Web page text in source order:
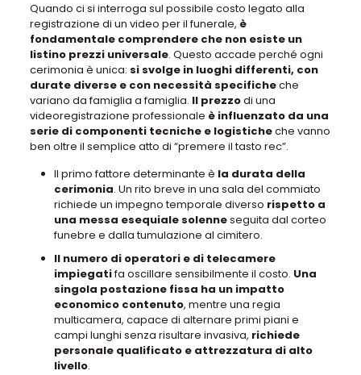
Quando ci si interroga sul possibile costo legato alla
registrazione di un video per il funerale, è
fondamentale comprendere che non esiste un
listino prezzi universale. Questo accade perché ogni
cerimonia è unica: si svolge in luoghi differenti, con
durate diverse e con necessità specificheche
variano da famiglia a famiglia. Il prezzodi una
videoregistrazione professionale è influenzato da una
serie di componenti tecniche e logisticheche vanno
ben oltre il semplice atto di “premere il tasto rec”.
Il primo fattore determinante è la durata della
cerimonia. Un rito breve in una sala del commiato
richiede un impegno temporale diverso rispetto a
una messa esequiale solenneseguita dal corteo
funebre e dalla tumulazione al cimitero.
Il numero di operatori e di telecamere
impiegatifa oscillare sensibilmente il costo. Una
singola postazione fissa ha un impatto
economico contenuto, mentre una regia
multicamera, capace di alternare primi piani e
campi lunghi senza risultare invasiva, richiede
personale qualificato e attrezzatura di alto
livello.